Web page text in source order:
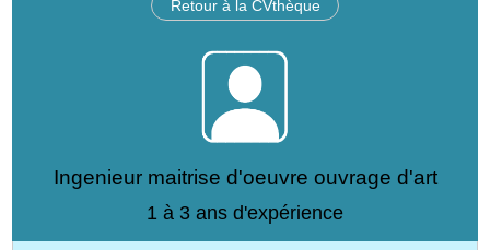
Retour à la CVthèque
Ingenieur maitrise d'oeuvre ouvrage d'art
1 à 3 ans d'expérience